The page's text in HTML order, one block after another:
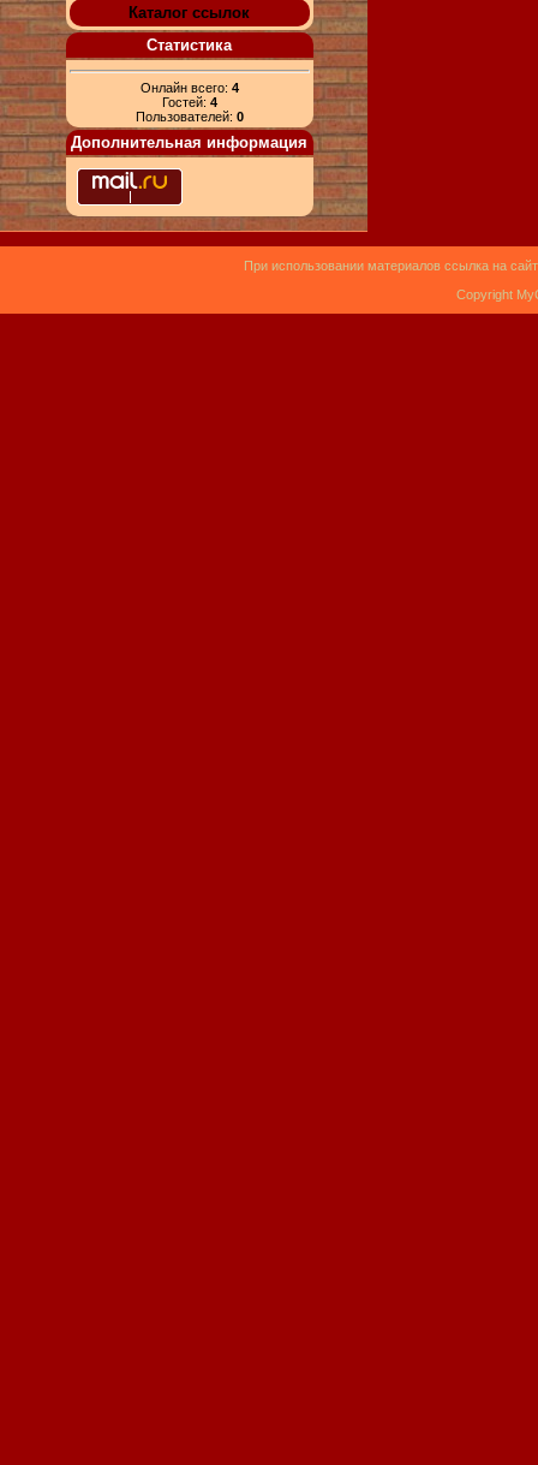
Каталог ссылок
Статистика
Онлайн всего: 4
Гостей: 4
Пользователей: 0
Дополнительная информация
При использовании материалов ссылка на
Copyright